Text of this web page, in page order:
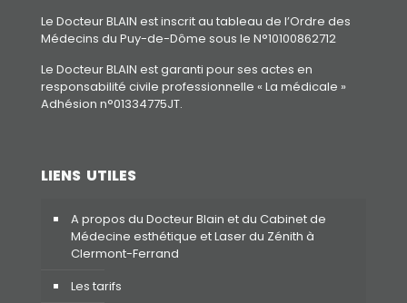
Le Docteur BLAIN est inscrit au tableau de l’Ordre des
Médecins du Puy-de-Dôme sous le N°10100862712
Le Docteur BLAIN est garanti pour ses actes en
responsabilité civile professionnelle « La médicale »
Adhésion n°01334775JT.
LIENS UTILES
A propos du Docteur Blain et du Cabinet de
Médecine esthétique et Laser du Zénith à
Clermont-Ferrand
Les tarifs